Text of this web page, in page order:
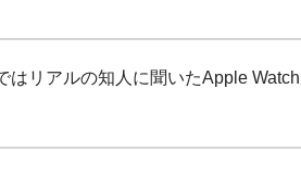
リアルの知人に聞いたApple